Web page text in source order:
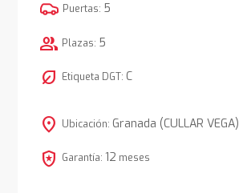
Puertas: 5
group Plazas: 5
nest_eco_leaf Etiqueta DGT: C
location_on Ubicación: Granada (CULLAR VEGA)
local_police Garantía: 12 meses